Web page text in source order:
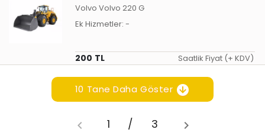
Volvo Volvo 220 G
Ek Hizmetler: -
200 TL Saatlik Fiyat (+ KDV)
10 Tane Daha Göster
1 / 3